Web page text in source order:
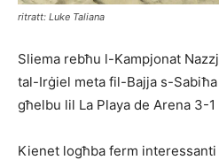
ritratt: Luke Taliana
Sliema rebħu l-Kampjonat
tal-Irġiel meta fil-Bajja s-Sabiħa
għelbu lil La Playa de Arena 3-
Kienet logħba ferm